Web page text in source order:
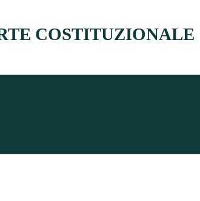
COSTITUZIONALE